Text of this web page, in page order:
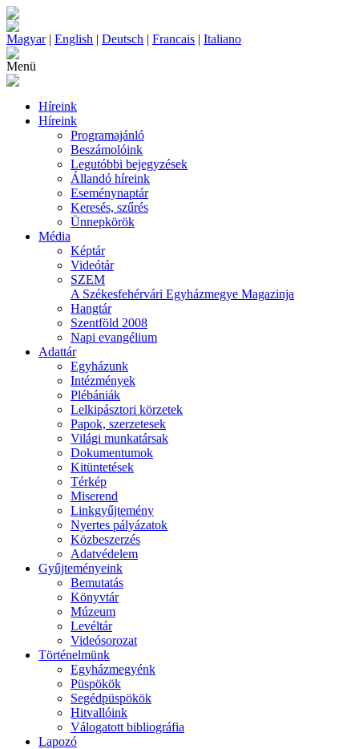
Magyar| English | Deutsch | Francais | Italiano
Menü
Híreink
Híreink
Programajánló
Beszámolóink
Legutóbbi bejegyzések
Állandó híreink
Eseménynaptár
Keresés, szűrés
Ünnepkörök
Média
Képtár
Videótár
SZEM
A Székesfehérvári Egyházmegye Magazinja
Hangtár
Szentföld 2008
Napi evangélium
Adattár
Egyházunk
Intézmények
Plébániák
Lelkipásztori körzetek
Papok, szerzetesek
Világi munkatársak
Dokumentumok
Kitüntetések
Térkép
Miserend
Linkgyűjtemény
Nyertes pályázatok
Közbeszerzés
Adatvédelem
Gyűjteményeink
Bemutatás
Könyvtár
Múzeum
Levéltár
Videósorozat
Történelmünk
Egyházmegyénk
Püspökök
Segédpüspökök
Hitvallóink
Válogatott bibliográfia
Lapozó